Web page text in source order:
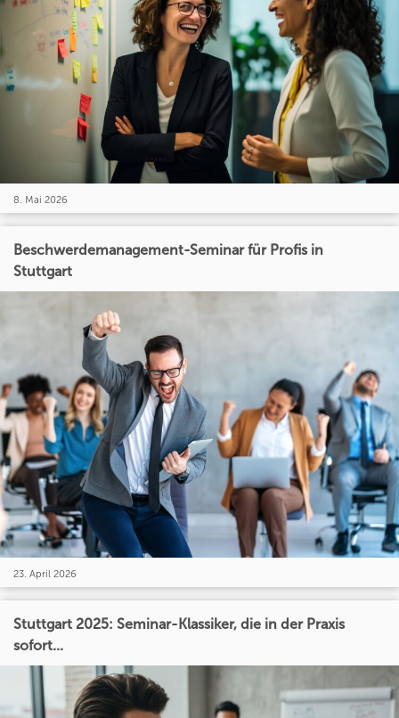
8. Mai 2026
Beschwerdemanagement-Seminar für Profis in
Stuttgart
23. April 2026
Stuttgart 2025: Seminar-Klassiker, die in der Praxis
sofort...